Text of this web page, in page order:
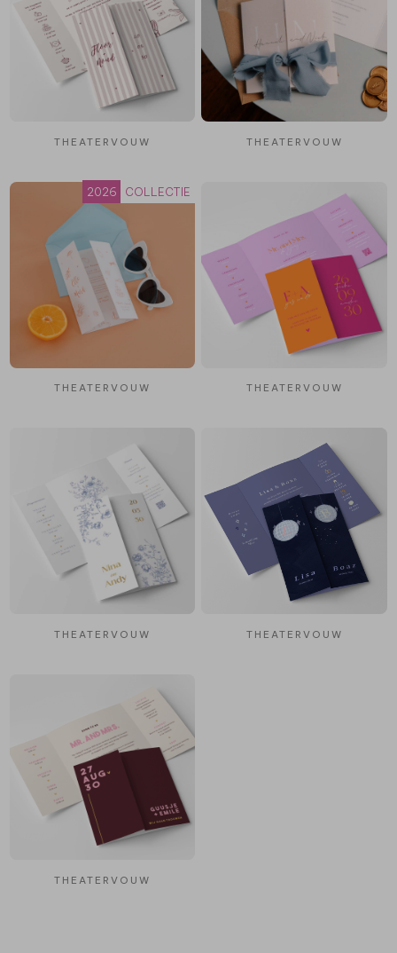
THEATERVOUW THEATERVOUW
THEATERVOUW
2026 COLLECTIE
THEATERVOUW
THEATERVOUW THEATERVOUW
THEATERVOUW